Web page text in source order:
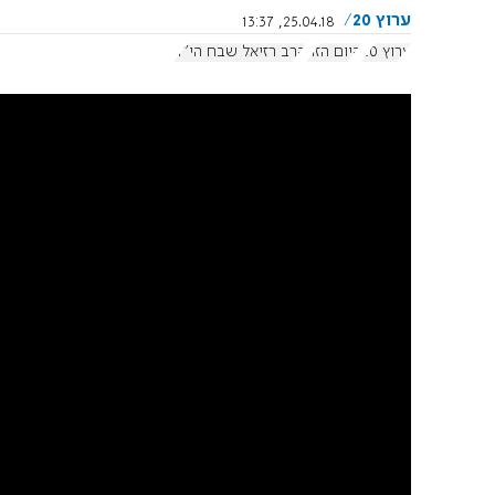
ערוץ 20
25.04.18, 13:37
ערוץ 20
היום הזה הרב רזיאל שבח הי"ד